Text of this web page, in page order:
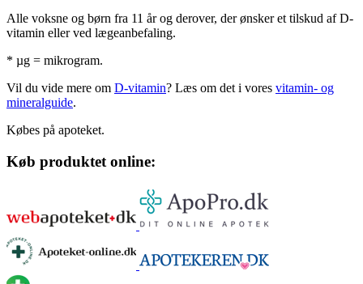
Alle voksne og børn fra 11 år og derover, der ønsker et tilskud af D-
vitamin eller ved lægeanbefaling.
* µg = mikrogram.
Vil du vide mere om D-vitamin? Læs om det i vores vitamin- og
mineralguide.
Købes på apoteket.
Køb produktet online: